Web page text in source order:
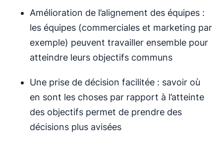
Amélioration de l’alignement des équipes :
les équipes (commerciales et marketing par
exemple) peuvent travailler ensemble pour
atteindre leurs objectifs communs
Une prise de décision facilitée : savoir où
en sont les choses par rapport à l’atteinte
des objectifs permet de prendre des
décisions plus avisées